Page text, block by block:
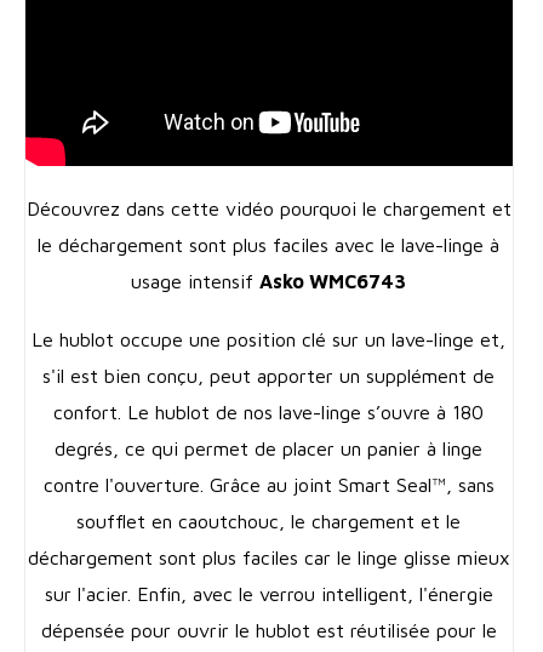
Découvrez dans cette vidéo pourquoi le chargement et
le déchargement sont plus faciles avec le lave-linge à
usage intensifAsko WMC6743
Le hublot occupe une position clé sur un lave-linge et,
s'il est bien conçu, peut apporter un supplément de
confort. Le hublot de nos lave-linge s’ouvre à 180
degrés, ce qui permet de placer un panier à linge
contre l'ouverture. Grâce au joint Smart Seal™, sans
soufflet en caoutchouc, le chargement et le
déchargement sont plus faciles car le linge glisse mieux
sur l'acier. Enfin, avec le verrou intelligent, l'énergie
dépensée pour ouvrir le hublot est réutilisée pour le